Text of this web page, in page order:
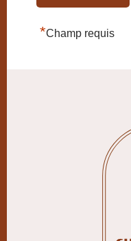
*Champ requis